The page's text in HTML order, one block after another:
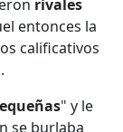
rivales
entonces la
calificativos
" y le
se burlaba